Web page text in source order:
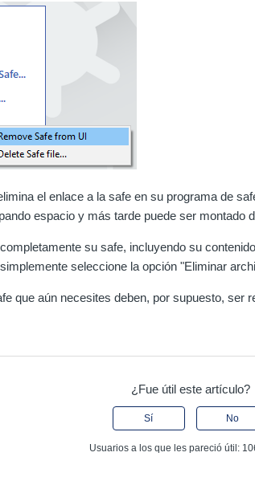
el enlace a la safe en su programa de
espacio y más tarde puede ser montado
su safe, incluyendo su
seleccione la opción "Eliminar
que aún necesites deben, por supuesto, ser
¿Fue útil este artículo?
Sí No
Usuarios a los que les pareció útil: